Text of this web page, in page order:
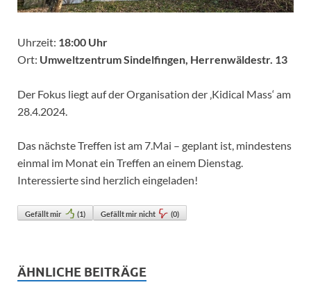
Uhrzeit: 18:00 Uhr
Ort: Umweltzentrum Sindelfingen, Herrenwäldestr. 13
Der Fokus liegt auf der Organisation der ‚Kidical Mass‘ am
28.4.2024.
Das nächste Treffen ist am 7.Mai – geplant ist, mindestens
einmal im Monat ein Treffen an einem Dienstag.
Interessierte sind herzlich eingeladen!
Gefällt mir (1) Gefällt mir nicht (0)
ÄHNLICHE BEITRÄGE